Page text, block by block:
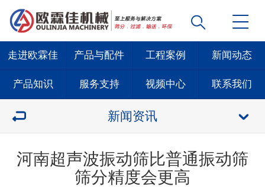
走进欧霖佳 产品与配件 工程案例 新闻动态
产品知识 服务支持 视频中心 联系我们
新闻资讯
河南超声波振动筛比普通振动筛
筛分精度会更高